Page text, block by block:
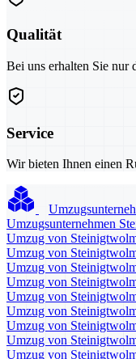
Qualität
Bei uns erhalten Sie nur
Service
Wir bieten Ihnen einen
Umzugsunternehmen
Umzug von
Umzug von
Umzug von
Umzug von
Umzug von
Umzug von
Umzug von
Umzug von
Umzug von